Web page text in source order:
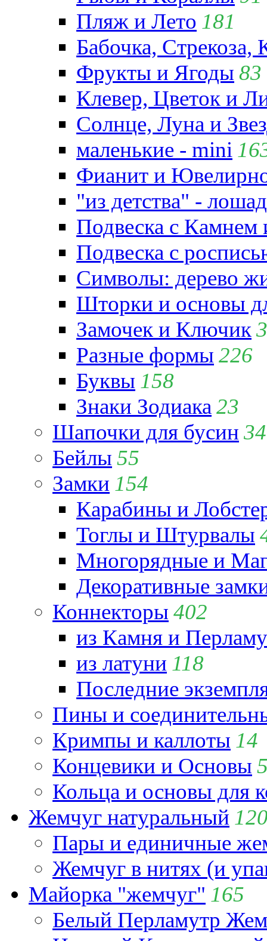
Пляж и Лето 181
Бабочка,
Фрукты и Ягоды 83
Клевер, Цветок и
Солнце, Луна и
маленькие - mini
Фианит и
"из детства" -
Подвеска с
Подвеска с
Символы: дерево
Шторки и основы
Замочек и Ключик
Разные формы 226
Буквы 158
Знаки Зодиака 23
Шапочки для бусин 34
Бейлы 55
Замки 154
Карабины и
Тоглы и Штурвалы
Многорядные и
Декоративные
Коннекторы 402
из Камня и
из латуни 118
Последние
Пины и
Кримпы и каллоты 14
Концевики и Основы
Кольца и основы для
Жемчуг натуральный
Пары и единичные
Жемчуг в нитях (и
Майорка "жемчуг" 165
Белый Перламутр